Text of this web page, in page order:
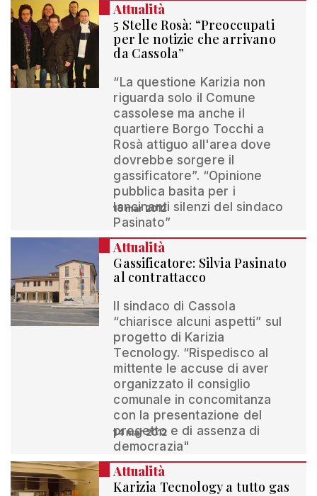
Attualità
5 Stelle Rosà: “Preoccupati
per le notizie che arrivano
da Cassola”
“La questione Karizia non
riguarda solo il Comune
cassolese ma anche il
quartiere Borgo Tocchi a
Rosà attiguo all'area dove
dovrebbe sorgere il
gassificatore”. “Opinione
pubblica basita per i
lancinanti silenzi del sindaco
Pasinato”
15 mar 2012
Attualità
Gassificatore: Silvia Pasinato
al contrattacco
Il sindaco di Cassola
“chiarisce alcuni aspetti” sul
progetto di Karizia
Tecnology. “Rispedisco al
mittente le accuse di aver
organizzato il consiglio
comunale in concomitanza
con la presentazione del
progetto e di assenza di
democrazia"
14 mar 2012
Attualità
Karizia Tecnology a tutto gas